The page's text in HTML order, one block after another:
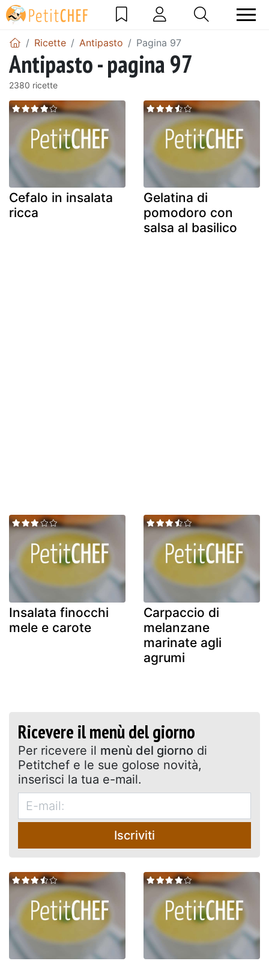
Ricette Antipasto Pagina 97
Antipasto - pagina 97
2380 ricette
Cefalo in insalata
ricca
Gelatina di
pomodoro con
salsa al basilico
Insalata finocchi
mele e carote
Carpaccio di
melanzane
marinate agli
agrumi
Ricevere il menù del giorno
Per ricevere il menù del giorno di
Petitchef e le sue golose novità,
inserisci la tua e-mail.
Iscriviti